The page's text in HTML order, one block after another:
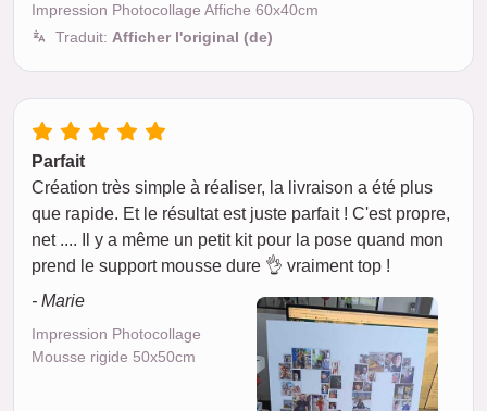
Impression Photocollage Affiche 60x40cm
Traduit: Afficher l'original (de)
Parfait
Création très simple à réaliser, la livraison a été plus
que rapide. Et le résultat est juste parfait ! C'est propre,
net .... Il y a même un petit kit pour la pose quand mon
prend le support mousse dure 👌 vraiment top !
- Marie
Impression Photocollage
Mousse rigide 50x50cm